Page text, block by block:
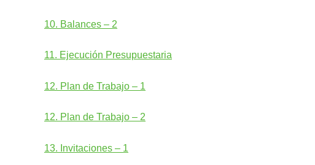
10. Balances – 2
11. Ejecución Presupuestaria
12. Plan de Trabajo – 1
12. Plan de Trabajo – 2
13. Invitaciones – 1